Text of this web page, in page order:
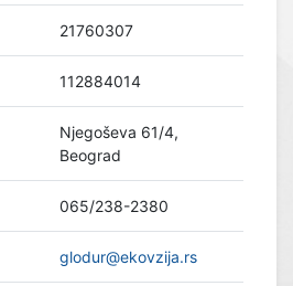
21760307
112884014
Njegoševa 61/4,
Beograd
065/238-2380
glodur@ekovzija.rs